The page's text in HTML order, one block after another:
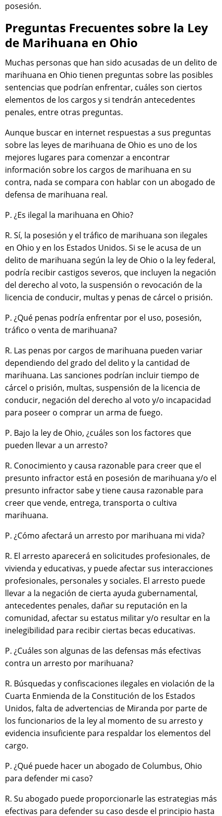
posesión.
Preguntas Frecuentes sobre la Ley
de Marihuana en Ohio
Muchas personas que han sido acusadas de un delito de
marihuana en Ohio tienen preguntas sobre las posibles
sentencias que podrían enfrentar, cuáles son ciertos
elementos de los cargos y si tendrán antecedentes
penales, entre otras preguntas.
Aunque buscar en internet respuestas a sus preguntas
sobre las leyes de marihuana de Ohio es uno de los
mejores lugares para comenzar a encontrar
información sobre los cargos de marihuana en su
contra, nada se compara con hablar con un abogado de
defensa de marihuana real.
P. ¿Es ilegal la marihuana en Ohio?
R. Sí, la posesión y el tráfico de marihuana son ilegales
en Ohio y en los Estados Unidos. Si se le acusa de un
delito de marihuana según la ley de Ohio o la ley federal,
podría recibir castigos severos, que incluyen la negación
del derecho al voto, la suspensión o revocación de la
licencia de conducir, multas y penas de cárcel o prisión.
P. ¿Qué penas podría enfrentar por el uso, posesión,
tráfico o venta de marihuana?
R. Las penas por cargos de marihuana pueden variar
dependiendo del grado del delito y la cantidad de
marihuana. Las sanciones podrían incluir tiempo de
cárcel o prisión, multas, suspensión de la licencia de
conducir, negación del derecho al voto y/o incapacidad
para poseer o comprar un arma de fuego.
P. Bajo la ley de Ohio, ¿cuáles son los factores que
pueden llevar a un arresto?
R. Conocimiento y causa razonable para creer que el
presunto infractor está en posesión de marihuana y/o el
presunto infractor sabe y tiene causa razonable para
creer que vende, entrega, transporta o cultiva
marihuana.
P. ¿Cómo afectará un arresto por marihuana mi vida?
R. El arresto aparecerá en solicitudes profesionales, de
vivienda y educativas, y puede afectar sus interacciones
profesionales, personales y sociales. El arresto puede
llevar a la negación de cierta ayuda gubernamental,
antecedentes penales, dañar su reputación en la
comunidad, afectar su estatus militar y/o resultar en la
inelegibilidad para recibir ciertas becas educativas.
P. ¿Cuáles son algunas de las defensas más efectivas
contra un arresto por marihuana?
R. Búsquedas y confiscaciones ilegales en violación de la
Cuarta Enmienda de la Constitución de los Estados
Unidos, falta de advertencias de Miranda por parte de
los funcionarios de la ley al momento de su arresto y
evidencia insuficiente para respaldar los elementos del
cargo.
P. ¿Qué puede hacer un abogado de Columbus, Ohio
para defender mi caso?
R. Su abogado puede proporcionarle las estrategias más
efectivas para defender su caso desde el principio hasta